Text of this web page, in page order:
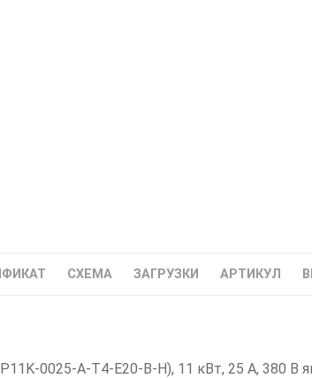
СХЕМА ЗАГРУЗКИ АРТИКУЛ
0025-A-T4-E20-B-H), 11 кВт, 25 А, 380 В